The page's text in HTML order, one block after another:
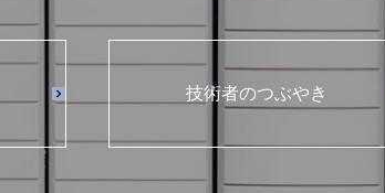
技術者のつぶやき